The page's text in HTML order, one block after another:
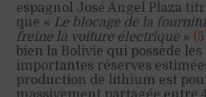
espagnol José Ángel Plaza
que « Le blocage de la
freine la voiture électrique »
bien la Bolivie qui possède
importantes réserves
production de lithium est